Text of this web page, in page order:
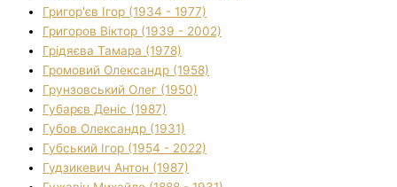
Григор'єв Ігор (1934 - 1977)
Григоров Віктор (1939 - 2002)
Грідяєва Тамара (1978)
Громовий Олександр (1958)
Грунзовський Олег (1950)
Губарєв Деніс (1987)
Губов Олександр (1931)
Губський Ігор (1954 - 2022)
Гудзикевич Антон (1987)